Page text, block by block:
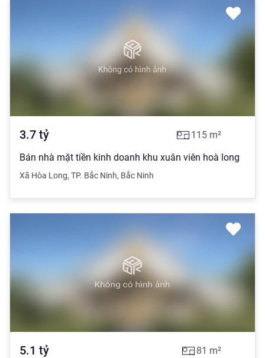
3.7 tỷ 115 m²
Bán nhà mặt tiền kinh doanh khu xuân viên hoà long
Xã Hòa Long, TP. Bắc Ninh, Bắc Ninh
5.1 tỷ 81 m²